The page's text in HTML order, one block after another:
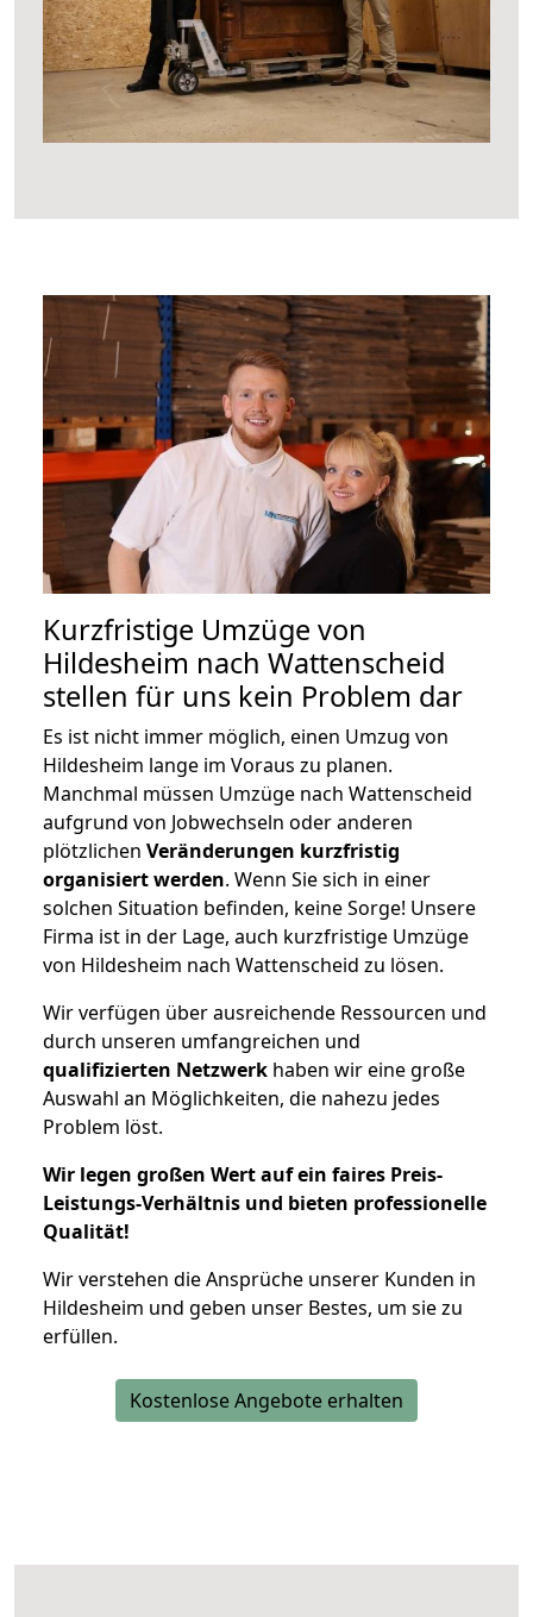
Kurzfristige Umzüge von
Hildesheim nach Wattenscheid
stellen für uns kein Problem dar
Es ist nicht immer möglich, einen Umzug von
Hildesheim lange im Voraus zu planen.
Manchmal müssen Umzüge nach Wattenscheid
aufgrund von Jobwechseln oder anderen
plötzlichen Veränderungen kurzfristig
organisiert werden. Wenn Sie sich in einer
solchen Situation befinden, keine Sorge! Unsere
Firma ist in der Lage, auch kurzfristige Umzüge
von Hildesheim nach Wattenscheid zu lösen.
Wir verfügen über ausreichende Ressourcen und
durch unseren umfangreichen und
qualifizierten Netzwerk haben wir eine große
Auswahl an Möglichkeiten, die nahezu jedes
Problem löst.
Wir legen großen Wert auf ein faires Preis-
Leistungs-Verhältnis und bieten professionelle
Qualität!
Wir verstehen die Ansprüche unserer Kunden in
Hildesheim und geben unser Bestes, um sie zu
erfüllen.
Kostenlose Angebote erhalten